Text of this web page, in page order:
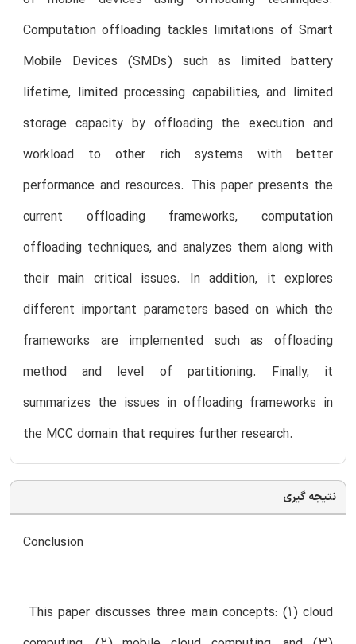
Computation offloading tackles limitations of Smart
Mobile Devices (SMDs) such as limited battery
lifetime, limited processing capabilities, and limited
storage capacity by offloading the execution and
workload to other rich systems with better
performance and resources. This paper presents the
current offloading frameworks, computation
offloading techniques, and analyzes them along with
their main critical issues. In addition, it explores
different important parameters based on which the
frameworks are implemented such as offloading
method and level of partitioning. Finally, it
summarizes the issues in offloading frameworks in
the MCC domain that requires further research.
نتیجه گیری
Conclusion
This paper discusses three main concepts: (1) cloud